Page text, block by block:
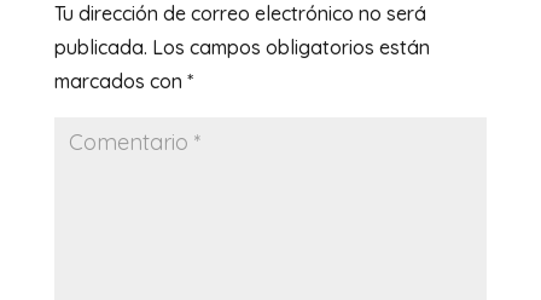
Tu dirección de correo electrónico no será
publicada. Los campos obligatorios están
marcados con *